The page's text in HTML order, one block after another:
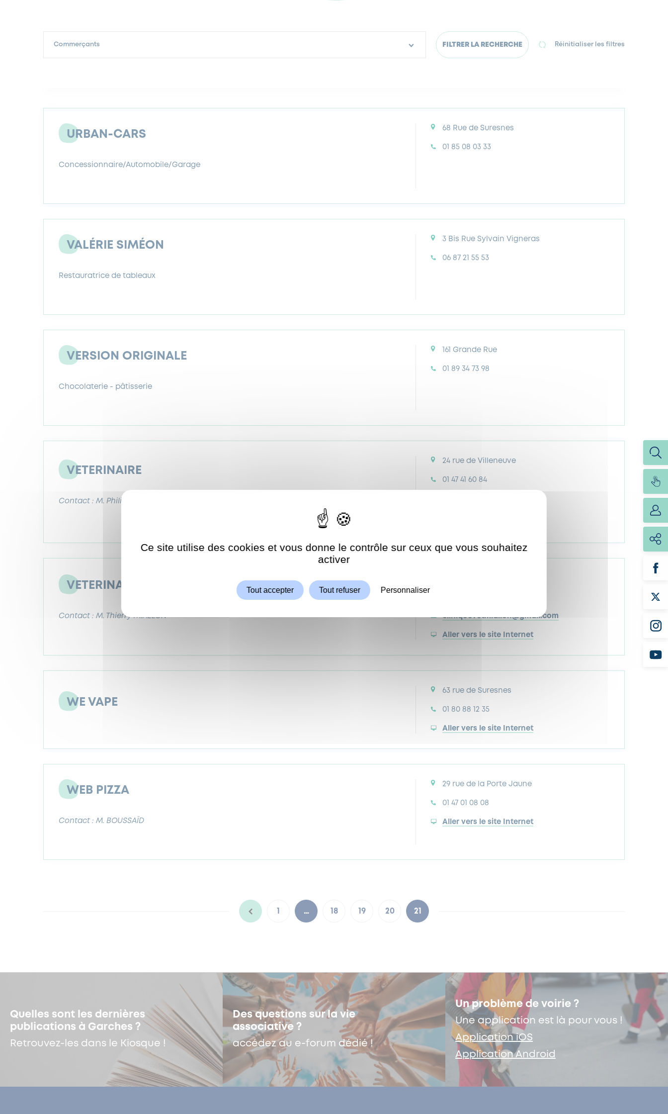
Commerçants FILTRER LA RECHERCHE Réinitialiser les filtres
URBAN-CARS
Concessionnaire/Automobile/Garage
68 Rue de Suresnes
01 85 08 03 33
VALÉRIE SIMÉON
Restauratrice de tableaux
3 Bis Rue Sylvain Vigneras
06 87 21 55 53
VERSION ORIGINALE
Chocolaterie - pâtisserie
161 Grande Rue
01 89 34 73 98
VETERINAIRE
Contact : M. Philippe MAROILLE
24 rue de Villeneuve
01 47 41 60 84
VETERINAIRE
Contact : M. Thierry MIALLON cliniquevetmiallon@gmail.com
Aller vers le site Internet
WE VAPE
63 rue de Suresnes
01 80 88 12 35
Aller vers le site Internet
WEB PIZZA
Contact : M. BOUSSAÏD
29 rue de la Porte Jaune
01 47 01 08 08
Aller vers le site Internet
1 … 18 19 20 21
Quelles sont les dernières
publications à Garches ?
Retrouvez-les dans le Kiosque !
Des questions sur la vie
associative ?
accédez au e-forum dédié !
Un problème de voirie ?
Une application est là pour vous !
Application iOS
Application Android
Ce site utilise des cookies et vous donne le contrôle sur ceux que vous souhaitez
activer
Tout accepter Tout refuser Personnaliser